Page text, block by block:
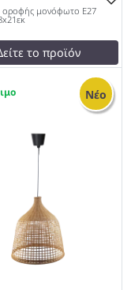
οροφής μονόφωτο Ε27
το προϊόν
Ε27 μαύρο
979
Νέο